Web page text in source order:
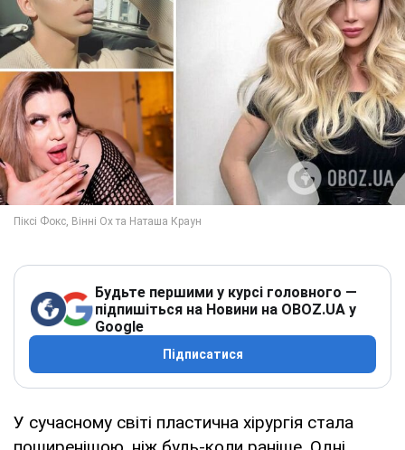
Будьте першими у курсі головного —
підпишіться на Новини на OBOZ.UA у
Google
Підписатися
У сучасному світі пластична хірургія стала